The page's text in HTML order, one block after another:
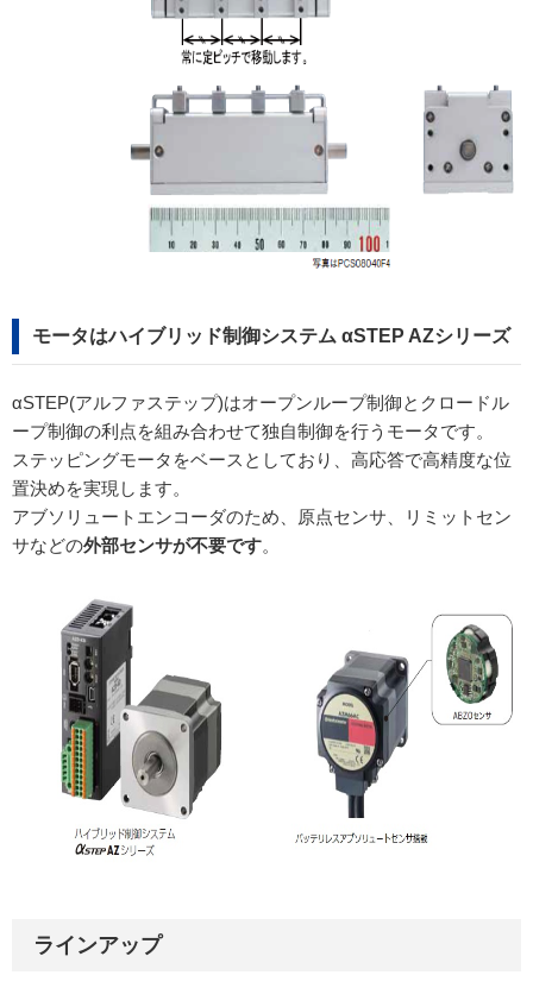
モータはハイブリッド制御システム αSTEP AZシリーズ
αSTEP(アルファステップ)はオープンループ制御とクロードル
ープ制御の利点を組み合わせて独自制御を行うモータです。
ステッピングモータをベースとしており、高応答で高精度な位
置決めを実現します。
アブソリュートエンコーダのため、原点センサ、リミットセン
サなどの外部センサが不要です。
ラインアップ